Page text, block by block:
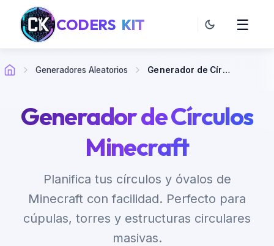
CODERS KIT ☰
Generadores Aleatorios Generador de Círculos Minecraft
Generador de Círculos
Minecraft
Planifica tus círculos y óvalos de
Minecraft con facilidad. Perfecto para
cúpulas, torres y estructuras circulares
masivas.